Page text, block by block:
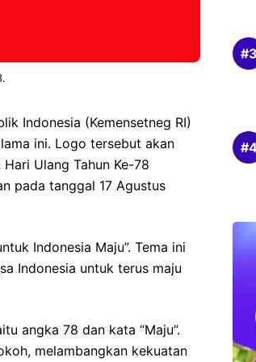
Indonesia (Kemensetneg RI)
ini. Logo tersebut akan
Ulang Tahun Ke-78
pada tanggal 17 Agustus
Indonesia Maju”. Tema ini
Indonesia untuk terus maju
angka 78 dan kata “Maju”.
melambangkan kekuatan